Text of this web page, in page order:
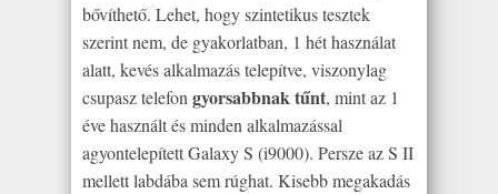
bővíthető. Lehet, hogy szintetikus tesztek
szerint nem, de gyakorlatban, 1 hét használat
alatt, kevés alkalmazás telepítve, viszonylag
csupasz telefon gyorsabbnak tűnt, mint az 1
éve használt és minden alkalmazással
agyontelepített Galaxy S (i9000). Persze az S II
mellett labdába sem rúghat. Kisebb megakadás